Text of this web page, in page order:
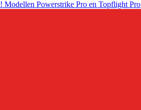
! Modellen Powerstrike Pro en Topflight Pro